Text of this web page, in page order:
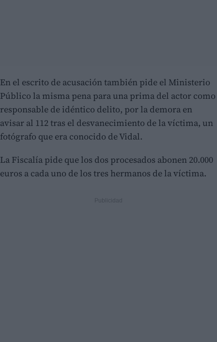
En el escrito de acusación también pide el Ministerio
Público la misma pena para una prima del actor como
responsable de idéntico delito, por la demora en
avisar al 112 tras el desvanecimiento de la víctima, un
fotógrafo que era conocido de Vidal.
La Fiscalía pide que los dos procesados abonen 20.000
euros a cada uno de los tres hermanos de la víctima.